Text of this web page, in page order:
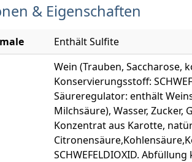
& Eigenschaften
Enthält Sulfite
Wein (Trauben, Saccharose,
Konservierungsstoff:
Säureregulator: enthält
Milchsäure), Wasser,
Konzentrat aus Karotte,
SCHWEFELDIOXID.